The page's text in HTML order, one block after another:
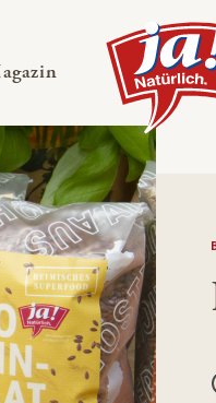
— Untermenü